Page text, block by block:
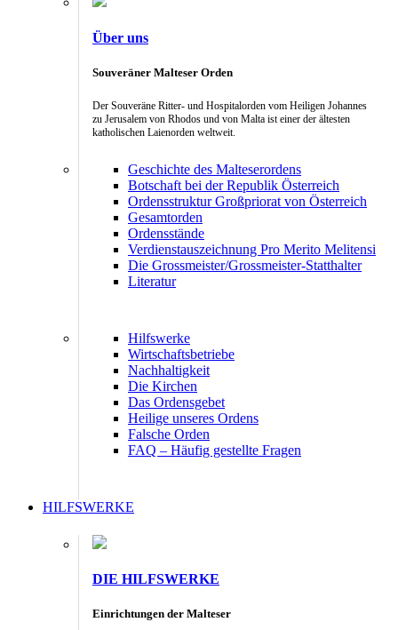
Über uns
Souveräner Malteser Orden
Der Souveräne Ritter- und Hospitalorden vom Heiligen Johannes
zu Jerusalem von Rhodos und von Malta ist einer der ältesten
katholischen Laienorden weltweit.
Geschichte des Malteserordens
Botschaft bei der Republik Österreich
Ordensstruktur Großpriorat von Österreich
Gesamtorden
Ordensstände
Verdienstauszeichnung Pro Merito Melitensi
Die Grossmeister/Grossmeister-Statthalter
Literatur
Hilfswerke
Wirtschaftsbetriebe
Nachhaltigkeit
Die Kirchen
Das Ordensgebet
Heilige unseres Ordens
Falsche Orden
FAQ – Häufig gestellte Fragen
HILFSWERKE
DIE HILFSWERKE
Einrichtungen der Malteser